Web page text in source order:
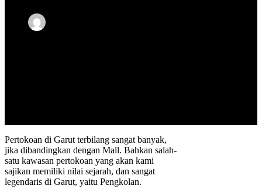
Pertokoan di Garut terbilang sangat banyak,
jika dibandingkan dengan Mall. Bahkan salah-
satu kawasan pertokoan yang akan kami
sajikan memiliki nilai sejarah, dan sangat
legendaris di Garut, yaitu Pengkolan.